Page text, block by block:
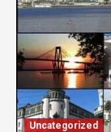
Uncategorized